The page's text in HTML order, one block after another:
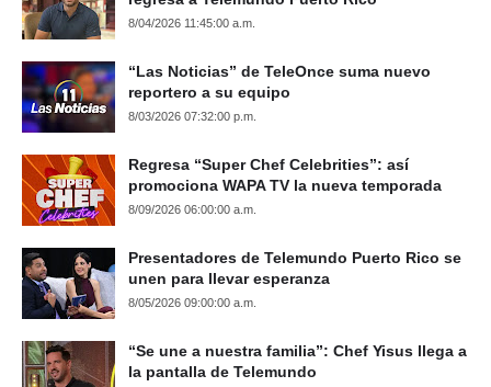
8/04/2026 11:45:00 a.m.
“Las Noticias” de TeleOnce suma nuevo
reportero a su equipo
8/03/2026 07:32:00 p.m.
Regresa “Super Chef Celebrities”: así
promociona WAPA TV la nueva temporada
8/09/2026 06:00:00 a.m.
Presentadores de Telemundo Puerto Rico se
unen para llevar esperanza
8/05/2026 09:00:00 a.m.
“Se une a nuestra familia”: Chef Yisus llega a
la pantalla de Telemundo